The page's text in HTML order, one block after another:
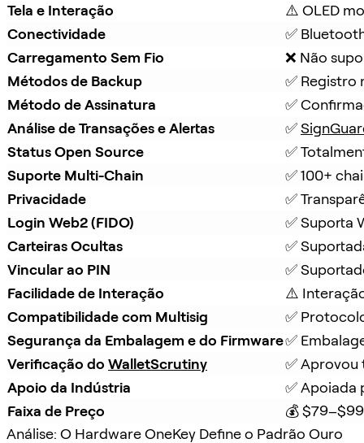
Tela e Interação
⚠️ OLED
Conectividade
✅
Carregamento Sem Fio
❌ Não
Métodos de Backup
✅ Registro
Método de Assinatura
✅
Análise de Transações e Alertas
✅
Status Open Source
✅
Suporte Multi-Chain
✅ 100+
Privacidade
✅
Login Web2 (FIDO)
✅ Suporta
Carteiras Ocultas
✅
Vincular ao PIN
✅
Facilidade de Interação
⚠️
Compatibilidade com Multisig
✅
Segurança da Embalagem e do Firmware✅
Verificação do WalletScrutiny
✅ Aprovou
Apoio da Indústria
✅ Apoiada
Faixa de Preço
💰 $79–$99
Análise: O Hardware OneKey Define o Padrão Ouro